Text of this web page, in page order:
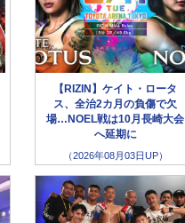
【RIZIN】ケイト・ロータ
ス、全治2カ月の負傷で欠
場…NOEL戦は10月長崎大会
へ延期に
（2026年08月03日UP）